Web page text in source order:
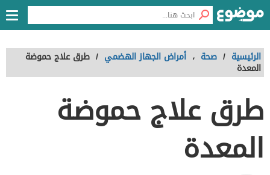
الرئيسية / صحة ، أمراض الجهاز الهضمي / طرق علاج حموضة
المعدة
طرق علاج حموضة
المعدة